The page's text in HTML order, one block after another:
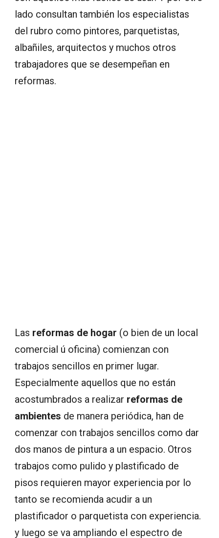
lado consultan también los especialistas
del rubro como pintores, parquetistas,
albañiles, arquitectos y muchos otros
trabajadores que se desempeñan en
reformas.
Las reformas de hogar (o bien de un local
comercial ú oficina) comienzan con
trabajos sencillos en primer lugar.
Especialmente aquellos que no están
acostumbrados a realizar reformas de
ambientes de manera periódica, han de
comenzar con trabajos sencillos como dar
dos manos de pintura a un espacio. Otros
trabajos como pulido y plastificado de
pisos requieren mayor experiencia por lo
tanto se recomienda acudir a un
plastificador o parquetista con experiencia.
y luego se va ampliando el espectro de